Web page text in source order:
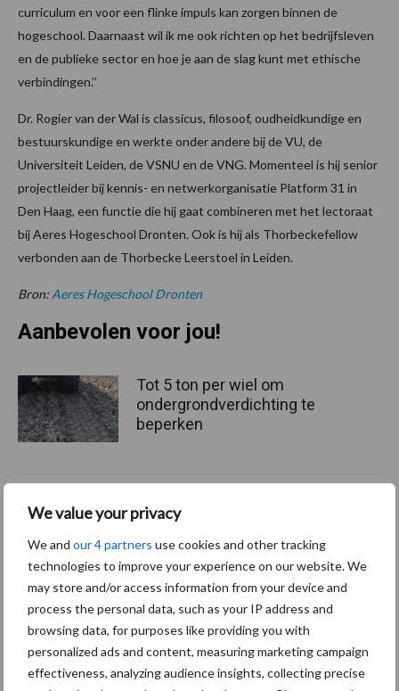
We value your privacy
We and our 4 partners use cookies and other tracking
technologies to improve your experience on our website. We
may store and/or access information from your device and
process the personal data, such as your IP address and
browsing data, for purposes like providing you with
personalized ads and content, measuring marketing campaign
effectiveness, analyzing audience insights, collecting precise
curriculum en voor een flinke impuls kan zorgen binnen de
hogeschool. Daarnaast wil ik me ook richten op het bedrijfsleven
en de publieke sector en hoe je aan de slag kunt met ethische
verbindingen.’’
Dr. Rogier van der Wal is classicus, filosoof, oudheidkundige en
bestuurskundige en werkte onder andere bij de VU, de
Universiteit Leiden, de VSNU en de VNG. Momenteel is hij senior
projectleider bij kennis- en netwerkorganisatie Platform 31 in
Den Haag, een functie die hij gaat combineren met het lectoraat
bij Aeres Hogeschool Dronten. Ook is hij als Thorbeckefellow
verbonden aan de Thorbecke Leerstoel in Leiden.
Bron: Aeres Hogeschool Dronten
Aanbevolen voor jou!
Tot 5 ton per wiel om
ondergrondverdichting te
beperken
Jaarverslag 2025 Royal A-
ware: omzet groeit,
nettoresultaat daalt
Machines en werktuigen
gewild doelwit criminelen